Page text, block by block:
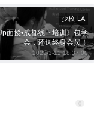
自定义
少校-LA
面授•成都线下培训》包学
会，还送终身会员！
2023-3-12 18:37:00
0
者提升权
6位以上